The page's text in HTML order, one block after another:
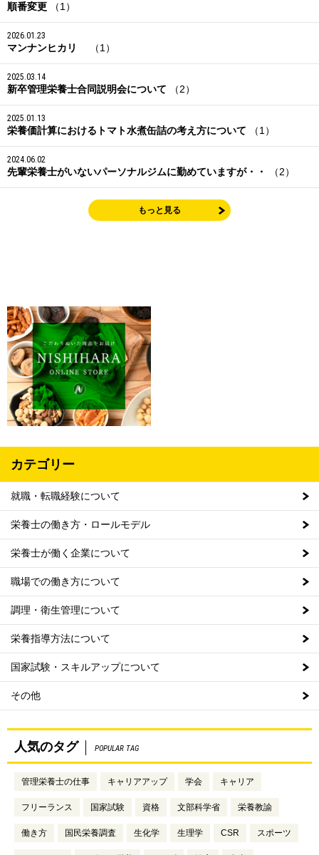
順番変更 （1）
2026.01.23
マンナンヒカリ （1）
2025.03.14
新卒管理栄養士合同説明会について （2）
2025.01.13
栄養価計算におけるトマト水煮缶詰の考え方について （1）
2024.06.02
先輩栄養士がいないパーソナルジムに勤めていますが・・ （2）
もっと見る
カテゴリー
就職・転職経験について
栄養士の働き方・ロールモデル
栄養士が働く企業について
職場での働き方について
調理・衛生管理について
栄養指導方法について
国家試験・スキルアップについて
その他
人気のタグ POPULAR TAG
管理栄養士の仕事 キャリアアップ 学会 キャリア
フリーランス 国家試験 資格 文部科学省 栄養教諭
働き方 国民栄養調査 生化学 生理学 CSR スポーツ